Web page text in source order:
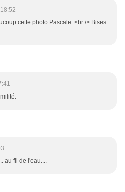
cette photo Pascale. <br /> Bises
au fil de l'eau....